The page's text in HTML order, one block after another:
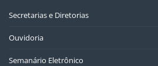
Secretarias e Diretorias
Ouvidoria
Semanário Eletrônico